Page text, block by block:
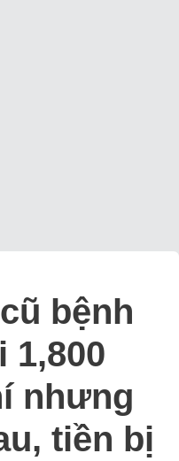
bệnh
1,800
nhưng
tiền bị